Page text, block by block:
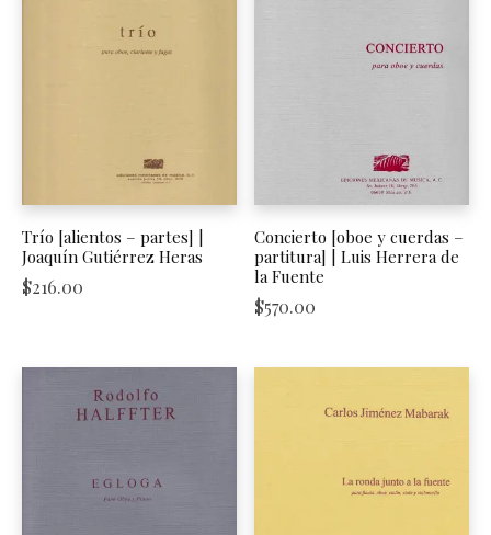
Trío [alientos – partes] |
Joaquín Gutiérrez Heras
$216.00
Concierto [oboe y cuerdas –
partitura] | Luis Herrera de
la Fuente
$570.00